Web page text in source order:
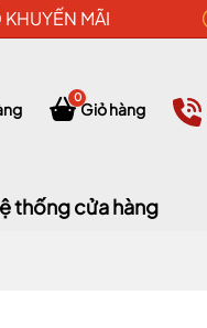
MÃI
Giỏ hàng
0
thống cửa hàng